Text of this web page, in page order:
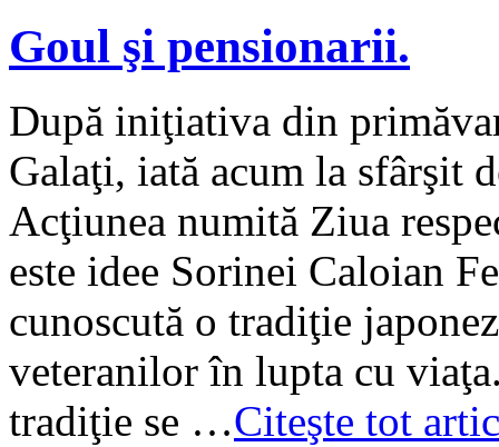
Goul şi pensionarii.
După iniţiativa din
Galaţi, iată acum la sfârşit
Acţiunea numită Ziua
este idee Sorinei Caloian
cunoscută o tradiţie
veteranilor în lupta cu
tradiţie se …Citeşte tot